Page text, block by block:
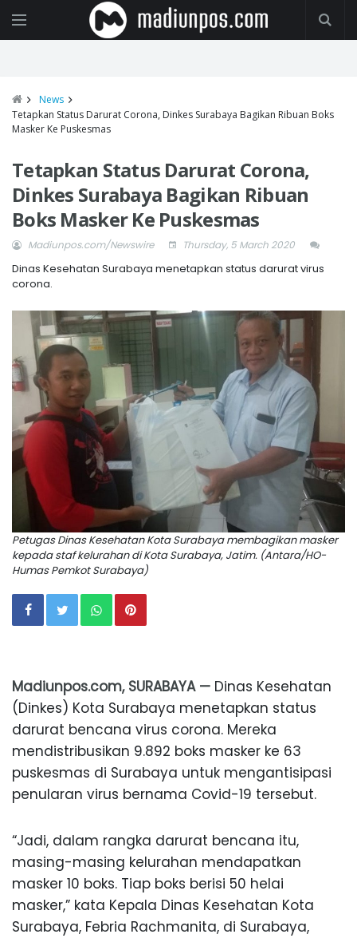
News
Tetapkan Status Darurat Corona, Dinkes Surabaya Bagikan Ribuan Boks
Masker Ke Puskesmas
Tetapkan Status Darurat Corona,
Dinkes Surabaya Bagikan Ribuan
Boks Masker Ke Puskesmas
Madiunpos.com/Newswire Thursday, 5 March 2020
Dinas Kesehatan Surabaya menetapkan status darurat virus
corona.
Petugas Dinas Kesehatan Kota Surabaya membagikan masker
kepada staf kelurahan di Kota Surabaya, Jatim. (Antara/HO-
Humas Pemkot Surabaya)
Madiunpos.com, SURABAYA — Dinas Kesehatan
(Dinkes) Kota Surabaya menetapkan status
darurat bencana virus corona. Mereka
mendistribusikan 9.892 boks masker ke 63
puskesmas di Surabaya untuk mengantisipasi
penularan virus bernama Covid-19 tersebut.
“Jadi, dalam rangka darurat bencana itu,
masing-masing kelurahan mendapatkan
masker 10 boks. Tiap boks berisi 50 helai
masker,” kata Kepala Dinas Kesehatan Kota
Surabaya, Febria Rachmanita, di Surabaya,